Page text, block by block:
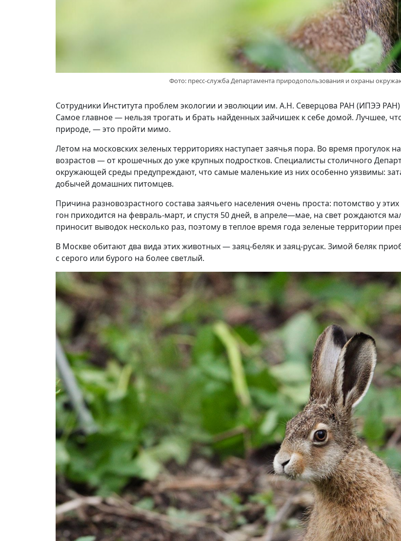
Фото: пресс-служба Департамента природопользования и охраны
Сотрудники Института проблем экологии и эволюции им. А.Н. Северцова РАН (ИПЭЭ
Самое главное — нельзя трогать и брать найденных зайчишек к себе домой. Лучшее,
природе, — это пройти мимо.
Летом на московских зеленых территориях наступает заячья пора. Во время прогулок
возрастов — от крошечных до уже крупных подростков. Специалисты столичного
окружающей среды предупреждают, что самые маленькие из них особенно уязвимы:
добычей домашних питомцев.
Причина разновозрастного состава заячьего населения очень проста: потомство у
гон приходится на февраль-март, и спустя 50 дней, в апреле—мае, на свет рождаются
приносит выводок несколько раз, поэтому в теплое время года зеленые территории
В Москве обитают два вида этих животных — заяц-беляк и заяц-русак. Зимой беляк
с серого или бурого на более светлый.